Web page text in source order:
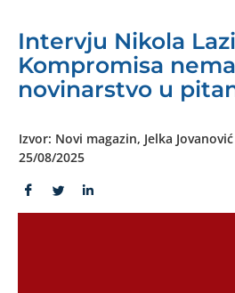
Intervju Nikola
Kompromisa
novinarstvo u
Izvor: Novi magazin, Jelka Jovanović
25/08/2025